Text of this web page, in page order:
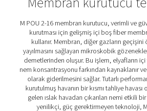
M POU 2-16
kurutucular
Pneumatech M POU 2-16 serisi,